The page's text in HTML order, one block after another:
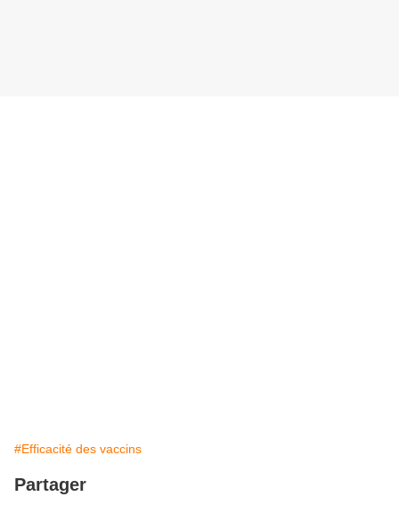
#Efficacité des vaccins
Partager